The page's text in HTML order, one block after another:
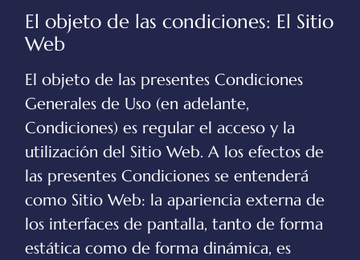
El objeto de las condiciones: El Sitio
Web
El objeto de las presentes Condiciones
Generales de Uso (en adelante,
Condiciones) es regular el acceso y la
utilización del Sitio Web. A los efectos de
las presentes Condiciones se entenderá
como Sitio Web: la apariencia externa de
los interfaces de pantalla, tanto de forma
estática como de forma dinámica, es